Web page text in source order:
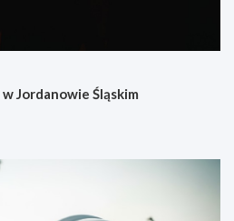
Jordanowie Śląskim